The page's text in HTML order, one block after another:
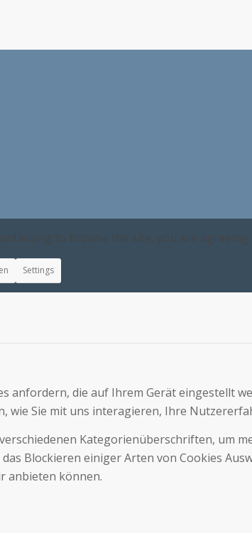
to browse the site, you are agreeing
Settings
anfordern, die auf Ihrem Gerät eingestellt
wie Sie mit uns interagieren, Ihre
Kategorienüberschriften, um
das Blockieren einiger Arten von Cookies
anbieten können.